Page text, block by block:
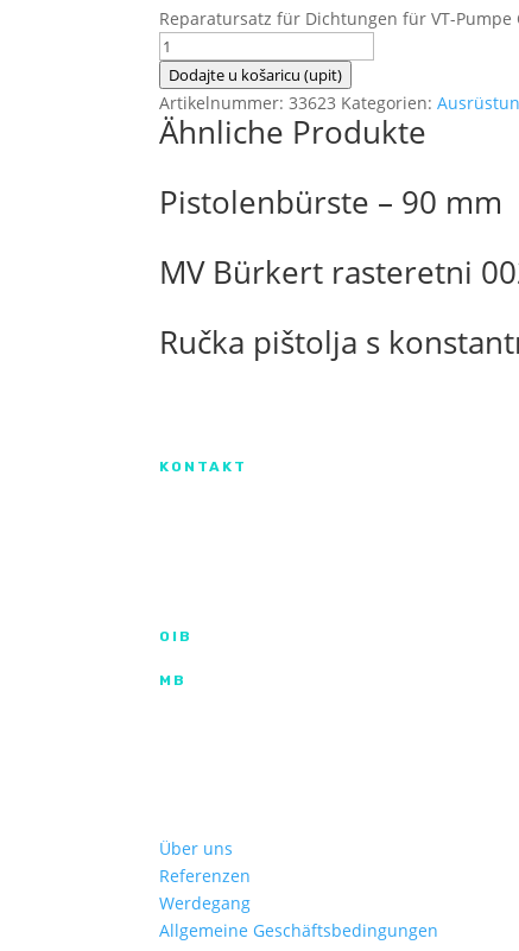
Reparatursatz für Dichtungen für VT-Pumpe
Rep.set
für
CAT
340
Dodajte u košaricu (upit)
Artikelnummer:33623 Kategorien:
Ähnliche Produkte
Pistolenbürste – 90 mm
MV Bürkert rasteretni
Ručka pištolja s
KONTAKT
OIB
MB
Über uns
Referenzen
Werdegang
Allgemeine Geschäftsbedingungen